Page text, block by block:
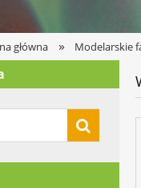
główna » Modelarskie